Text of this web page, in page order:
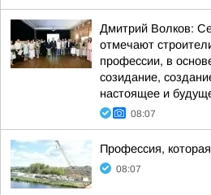
Дмитрий Волков:
отмечают
профессии, в
созидание,
настоящее и
08:07
Профессия,
08:07